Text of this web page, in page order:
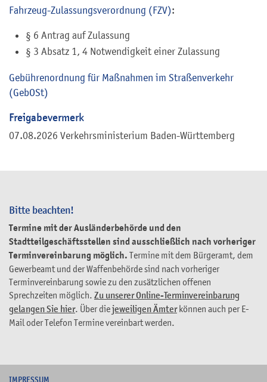
Bitte beachten!
Termine mit der Ausländerbehörde und den
Stadtteilgeschäftsstellen sind ausschließlich nach vorheriger
Terminvereinbarung möglich. Termine mit dem Bürgeramt, dem
Gewerbeamt und der Waffenbehörde sind nach vorheriger
Terminvereinbarung sowie zu den zusätzlichen offenen
Sprechzeiten möglich. Zu unserer Online-Terminvereinbarung
gelangen Sie hier. Über diejeweiligen Ämterkönnen auch per E-
Mail oder Telefon Termine vereinbart werden.
Fahrzeug-Zulassungsverordnung (FZV):
§ 6 Antrag auf Zulassung
§ 3 Absatz 1, 4 Notwendigkeit einer Zulassung
Gebührenordnung für Maßnahmen im Straßenverkehr
(GebOSt)
Freigabevermerk
07.08.2026 Verkehrsministerium Baden-Württemberg
IMPRESSUM